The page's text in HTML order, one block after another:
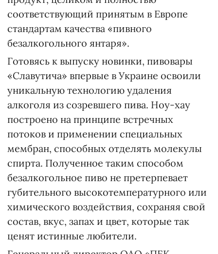
соответствующий принятым в Европе
стандартам качества «пивного
безалкогольного янтаря».
Готовясь к выпуску новинки, пивовары
«Славутича» впервые в Украине освоили
уникальную технологию удаления
алкоголя из созревшего пива. Ноу-хау
построено на принципе встречных
потоков и применении специальных
мембран, способных отделять молекулы
спирта. Полученное таким способом
безалкогольное пиво не претерпевает
губительного высокотемпературного или
химического воздействия, сохраняя свой
состав, вкус, запах и цвет, которые так
ценят истинные любители.